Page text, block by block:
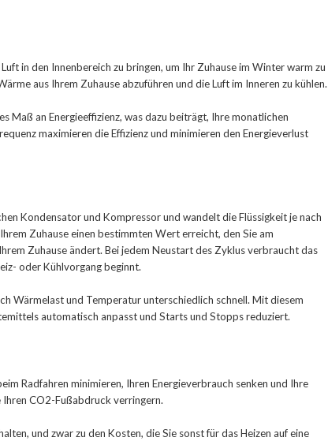
in den Innenbereich zu bringen, um Ihr Zuhause im Winter warm zu
aus Ihrem Zuhause abzuführen und die Luft im Inneren zu kühlen.
Maß an Energieeffizienz, was dazu beiträgt, Ihre monatlichen
maximieren die Effizienz und minimieren den Energieverlust
Kondensator und Kompressor und wandelt die Flüssigkeit je nach
Zuhause einen bestimmten Wert erreicht, den Sie am
Zuhause ändert. Bei jedem Neustart des Zyklus verbraucht das
oder Kühlvorgang beginnt.
Wärmelast und Temperatur unterschiedlich schnell. Mit diesem
automatisch anpasst und Starts und Stopps reduziert.
Radfahren minimieren, Ihren Energieverbrauch senken und Ihre
Ihren CO2-Fußabdruck verringern.
und zwar zu den Kosten, die Sie sonst für das Heizen auf eine